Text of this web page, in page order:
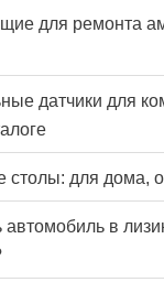
для ремонта
датчики для
столы: для дома,
автомобиль в